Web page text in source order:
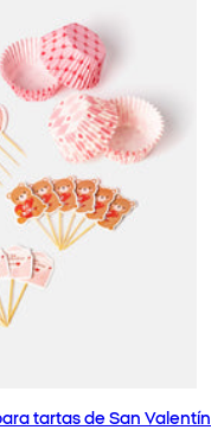
tartas de San Valentín